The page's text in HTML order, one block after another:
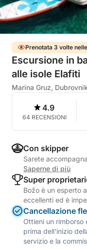
Prenotata 3 volte
Escursione in
alle isole Elafiti
Marina Gruz,
4.9
64 RECENSIONI
Con skipper
Sarete
Saperne di più
Super
Božo è un esperto
eccellenti ed è
Cancellazione
Ottieni un rimborso
prima dell'inizio
servizio e la